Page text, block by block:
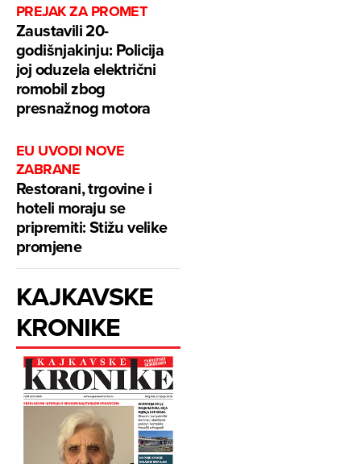
PREJAK ZA PROMET
Zaustavili 20-
godišnjakinju: Policija
joj oduzela električni
romobil zbog
presnažnog motora
EU UVODI NOVE
ZABRANE
Restorani, trgovine i
hoteli moraju se
pripremiti: Stižu velike
promjene
KAJKAVSKE
KRONIKE